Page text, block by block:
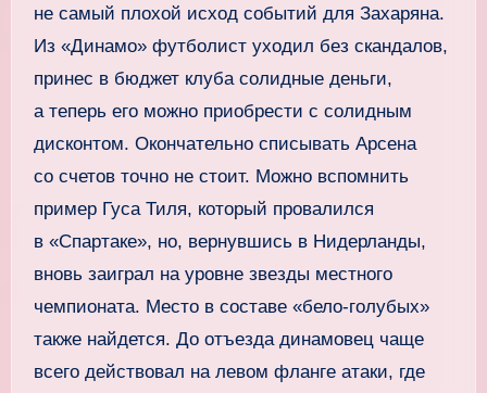
не самый плохой исход событий для Захаряна.
Из «Динамо» футболист уходил без скандалов,
принес в бюджет клуба солидные деньги,
а теперь его можно приобрести с солидным
дисконтом. Окончательно списывать Арсена
со счетов точно не стоит. Можно вспомнить
пример Гуса Тиля, который провалился
в «Спартаке», но, вернувшись в Нидерланды,
вновь заиграл на уровне звезды местного
чемпионата. Место в составе «бело-голубых»
также найдется. До отъезда динамовец чаще
всего действовал на левом фланге атаки, где